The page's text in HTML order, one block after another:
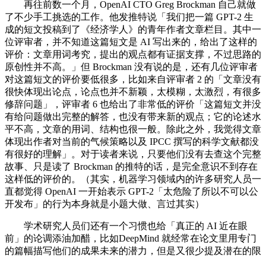
再往前数一个月，OpenAI CTO Greg Brockman 自己就做
了不少手工挑选的工作。他发推特说「我们把一篇 GPT-2 生
成的短文投稿到了《经济学人》的青年作者文章栏目。其中一
位评审者，并不知道这篇短文是 AI 写出来的，给出了这样的
评价：文章用词考究，提出的观点都有证据支撑，不过思路的
原创性并不高。」但 Brockman 没有说的是，还有几位评审者
对这篇短文的评价要低很多，比如来自评审者 2 的「文章没有
很快体现出论点，论点也并不新颖，太模糊，太激烈，有很多
修辞问题」，评审者 6 也给出了非常低的评价「这篇短文并没
有给问题做出完整的解答，也没有带来新的观点；它的论述水
平不高，文章的用词、结构也很一般。除此之外，我觉得文章
体现出作者对当前的气候策略以及 IPCC 撰写的科学文献都没
有很好的理解」。对于读者来说，只要他们没有去查这个完整
故事、只是读了 Brockman 的推特的话，是完全意识不到存在
这样低的评价的。（其实，机器学习领域内的许多研究人员一
直都觉得 OpenAI 一开始表示 GPT-2「太危险了所以不可以公
开发布」的行为本身就是小题大做、言过其实）
学术研究人员们还有一个习惯也给「真正的 AI 近在眼
前」的论调添油加醋，比如DeepMind 就经常在论文里用专门
的篇幅描写他们的成果未来的潜力，但是又很少提及潜在的限